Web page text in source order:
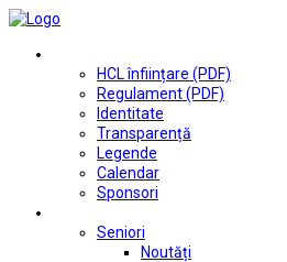
HCL înființare (PDF)
Regulament (PDF)
Identitate
Transparență
Legende
Calendar
Sponsori
Seniori
Noutăți